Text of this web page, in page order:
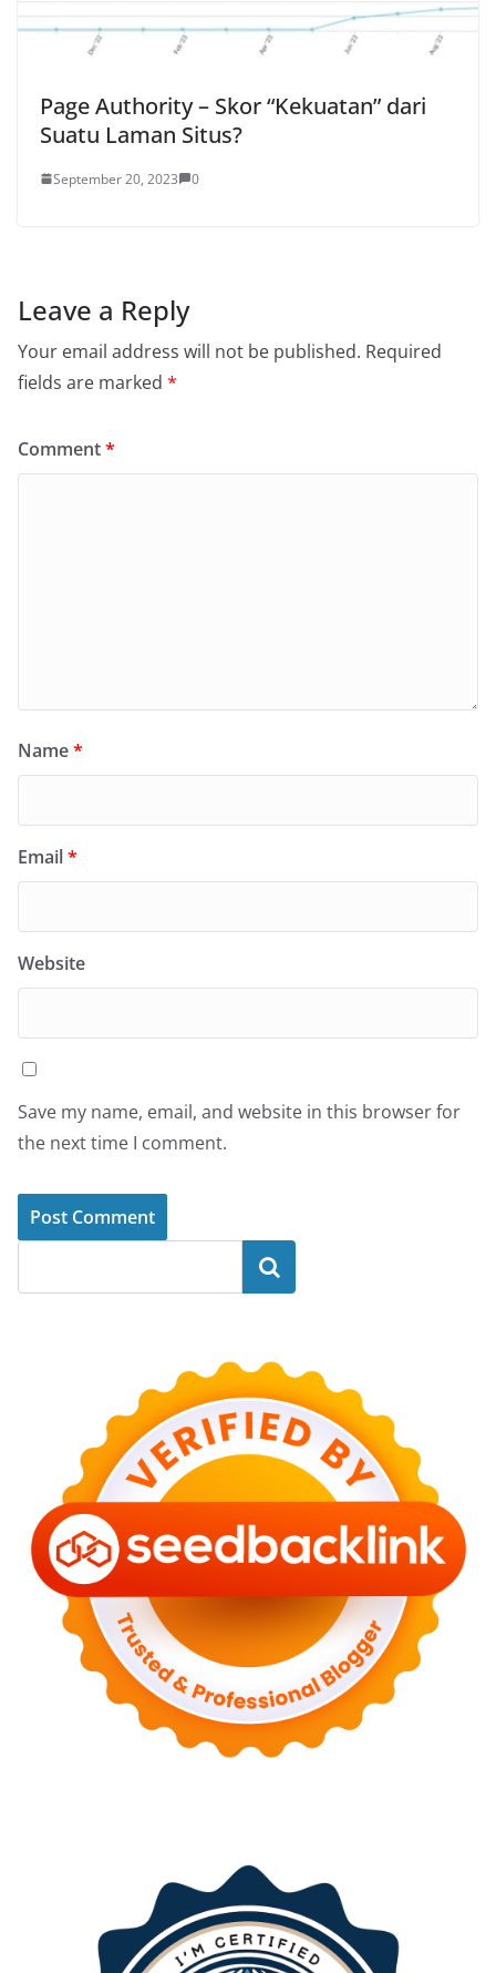
Page Authority – Skor “Kekuatan” dari
Suatu Laman Situs?
September 20, 2023 0
Leave a Reply
Your email address will not be published. Required
fields are marked *
Comment*
Name*
Email*
Website
Save my name, email, and website in this browser for
the next time I comment.
Search